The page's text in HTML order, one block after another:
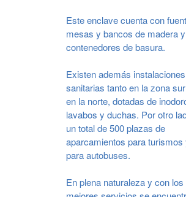
Este enclave cuenta con
mesas y bancos de madera y
contenedores de basura.
Existen además instalaciones
sanitarias tanto en la zona
en la norte, dotadas de
lavabos y duchas. Por otro
un total de 500 plazas de
aparcamientos para turismos
para autobuses.
En plena naturaleza y con los